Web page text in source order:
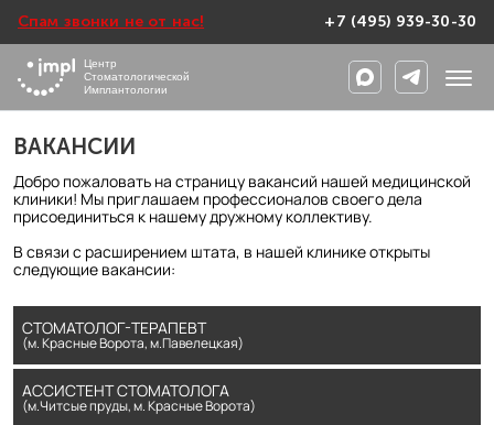
Спам звонки не от нас! +7 (495) 939-30-30
Центр
Стоматологической
Имплантологии
ВАКАНСИИ
Добро пожаловать на страницу вакансий нашей медицинской
клиники! Мы приглашаем профессионалов своего дела
присоединиться к нашему дружному коллективу.
В связи с расширением штата, в нашей клинике открыты
следующие вакансии:
СТОМАТОЛОГ-ТЕРАПЕВТ
(м. Красные Ворота, м.Павелецкая)
АССИСТЕНТ СТОМАТОЛОГА
(м.Читсые пруды, м. Красные Ворота)